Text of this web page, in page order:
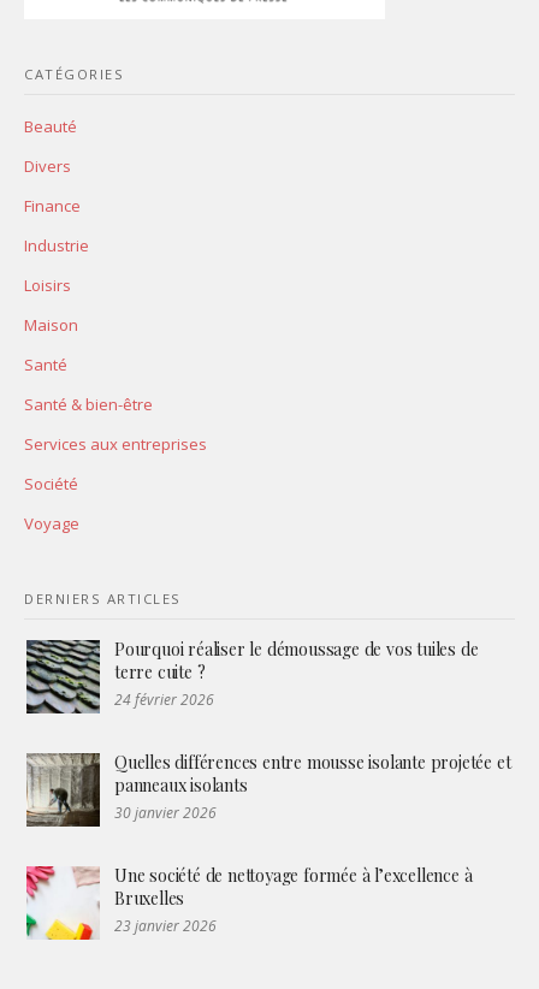
CATÉGORIES
Beauté
Divers
Finance
Industrie
Loisirs
Maison
Santé
Santé & bien-être
Services aux entreprises
Société
Voyage
DERNIERS ARTICLES
Pourquoi réaliser le démoussage de vos tuiles de
terre cuite ?
24 février 2026
Quelles différences entre mousse isolante projetée et
panneaux isolants
30 janvier 2026
Une société de nettoyage formée à l’excellence à
Bruxelles
23 janvier 2026